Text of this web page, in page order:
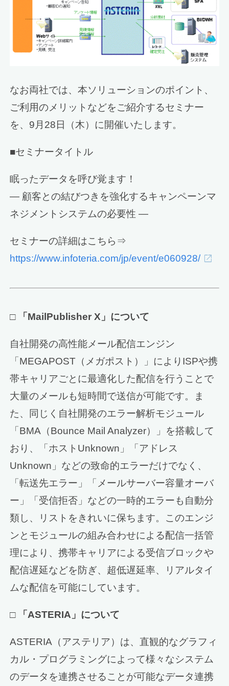
なお両社では、本ソリューションのポイント、
ご利用のメリットなどをご紹介するセミナー
を、9月28日（木）に開催いたします。
■セミナータイトル
眠ったデータを呼び覚ます！
— 顧客との結びつきを強化するキャンペーンマ
ネジメントシステムの必要性 —
セミナーの詳細はこちら⇒
https://www.infoteria.com/jp/event/e060928/
□ 「MailPublisher X」について
自社開発の高性能メール配信エンジン
「MEGAPOST（メガポスト）」によりISPや携
帯キャリアごとに最適化した配信を行うことで
大量のメールも短時間で送信が可能です。ま
た、同じく自社開発のエラー解析モジュール
「BMA（Bounce Mail Analyzer）」を搭載して
おり、「ホストUnknown」「アドレス
Unknown」などの致命的エラーだけでなく、
「転送先エラー」「メールサーバー容量オーバ
ー」「受信拒否」などの一時的エラーも自動分
類し、リストをきれいに保ちます。このエンジ
ンとモジュールの組み合わせによる配信一括管
理により、携帯キャリアによる受信ブロックや
配信遅延などを防ぎ、超低遅延率、リアルタイ
ムな配信を可能にしています。
□ 「ASTERIA」について
ASTERIA（アステリア）は、直観的なグラフィ
カル・プログラミングによって様々なシステム
のデータを連携させることが可能なデータ連携